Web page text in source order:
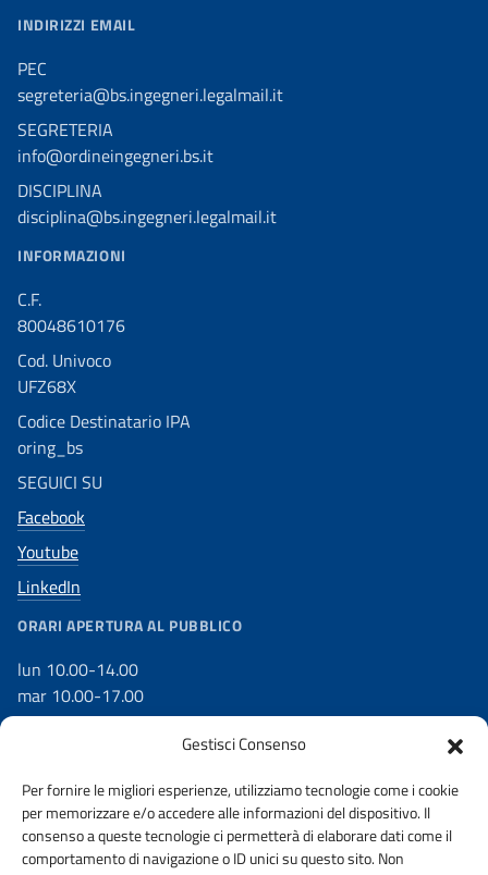
Gestisci Consenso
Per fornire le migliori esperienze, utilizziamo tecnologie come i cookie
per memorizzare e/o accedere alle informazioni del dispositivo. Il
consenso a queste tecnologie ci permetterà di elaborare dati come il
comportamento di navigazione o ID unici su questo sito. Non
INDIRIZZI EMAIL
PEC
segreteria@bs.ingegneri.legalmail.it
SEGRETERIA
info@ordineingegneri.bs.it
DISCIPLINA
disciplina@bs.ingegneri.legalmail.it
INFORMAZIONI
C.F.
80048610176
Cod. Univoco
UFZ68X
Codice Destinatario IPA
oring_bs
SEGUICI SU
Facebook
Youtube
LinkedIn
ORARI APERTURA AL PUBBLICO
lun 10.00-14.00
mar 10.00-17.00
mer 10.00-17.00